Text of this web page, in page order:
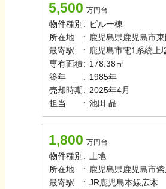
5,500 万円台
物件種別 : ビル一棟
所在地
: 鹿児島県鹿児島市東
最寄駅
: 鹿児島市電1系統上
専有面積: 178.38㎡
築年
: 1985年
売却時期 : 2025年4月
担当
: 池田 晶
1,800 万円台
物件種別 : 土地
所在地
: 鹿児島県鹿児島市紫
最寄駅
: JR鹿児島本線広木